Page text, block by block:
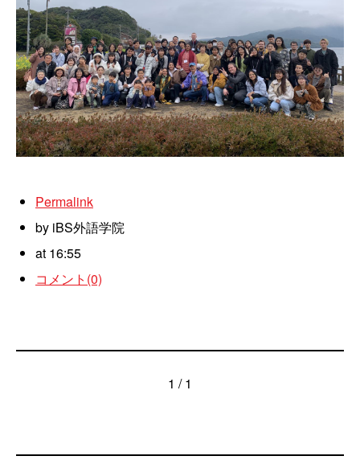
Permalink
by iBS外語学院
at 16:55
コメント(0)
1 / 1